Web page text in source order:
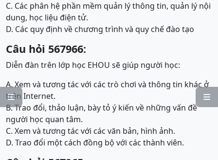


C. Các phân hệ phần mềm quản lý thông tin, quản lý nội
dung, học liệu điện tử.
D. Các quy định về chương trình và quy chế đào tạo
Câu hỏi 567966:
Diễn đàn trên lớp học EHOU sẽ giúp người học:
A. Xem và tương tác với các trò chơi và thông tin khác ở
trên Internet.
B. Trao đổi, thảo luận, bày tỏ ý kiến về những vấn đề
người học quan tâm.
C. Xem và tương tác với các văn bản, hình ảnh.
D. Trao đổi một cách đồng bộ với các thành viên.